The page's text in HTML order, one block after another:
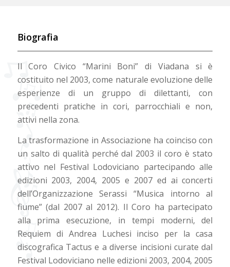
Biografia
Il Coro Civico “Marini Boni” di Viadana si è
costituito nel 2003, come naturale evoluzione delle
esperienze di un gruppo di dilettanti, con
precedenti pratiche in cori, parrocchiali e non,
attivi nella zona.
La trasformazione in Associazione ha coinciso con
un salto di qualità perché dal 2003 il coro è stato
attivo nel Festival Lodoviciano partecipando alle
edizioni 2003, 2004, 2005 e 2007 ed ai concerti
dell’Organizzazione Serassi “Musica intorno al
fiume” (dal 2007 al 2012). Il Coro ha partecipato
alla prima esecuzione, in tempi moderni, del
Requiem di Andrea Luchesi inciso per la casa
discografica Tactus e a diverse incisioni curate dal
Festival Lodoviciano nelle edizioni 2003, 2004, 2005